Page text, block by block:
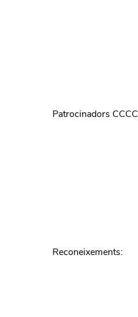
Patrocinadors CCCC
Reconeixements: